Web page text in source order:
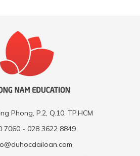
Phong, P.2, Q.10, TP.HCM
7060 - 028 3622 8849